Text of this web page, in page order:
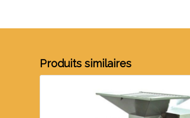
Produits similaires